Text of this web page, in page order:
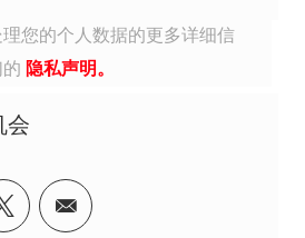
您的个人数据的更多详细信
隐私声明。
会
Facebook
分享到Twitter
分享到电子邮件